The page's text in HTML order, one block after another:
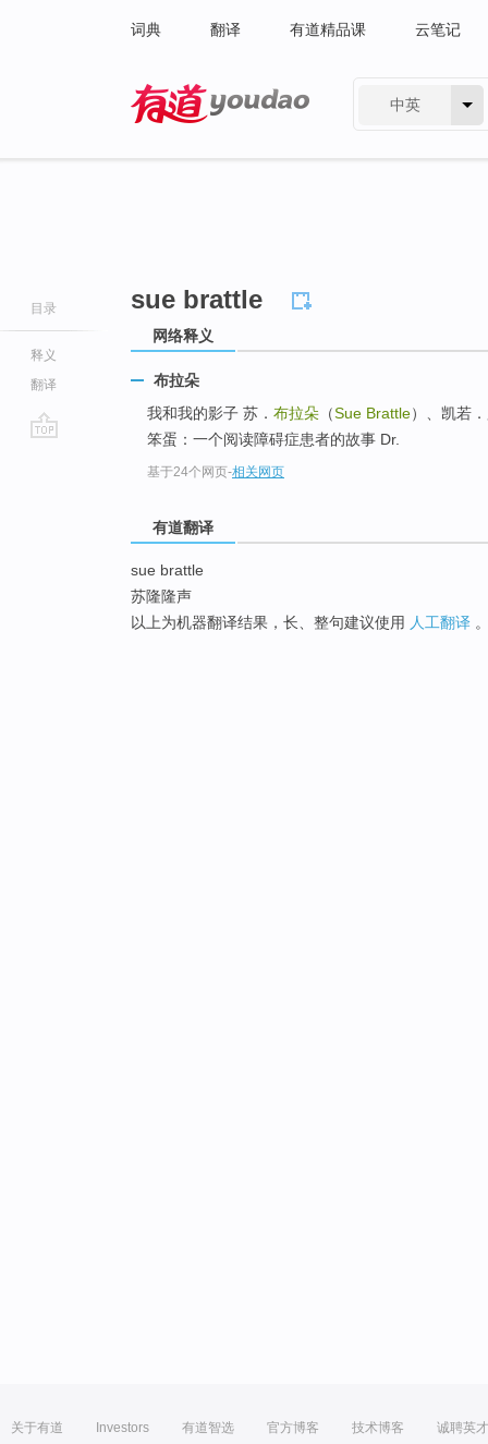
词典 翻译 有道精品课 云笔记
中英
目录
释义
翻译
sue brattle
网络释义
布拉朵
我和我的影子 苏． 布拉朵 （Sue Brattle）、凯若
笨蛋：一个阅读障碍症患者的故事 Dr.
基于24个网页-相关网页
有道翻译
sue brattle
苏隆隆声
以上为机器翻译结果，长、整句建议使用 人工翻译
关于有道 Investors 有道智选 官方博客 技术博客 诚聘英才